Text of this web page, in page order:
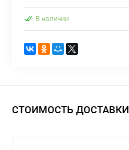
В наличии
СТОИМОСТЬ ДОСТАВКИ